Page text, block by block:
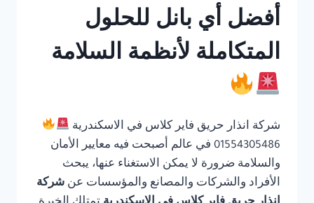
أفضل أي بانل للحلول
المتكاملة لأنظمة السلامة
شركة انذار حريق فاير كلاس في الاسكندرية
01554305486 في عالم أصبحت فيه معايير الأمان
والسلامة ضرورة لا يمكن الاستغناء عنها، يبحث
الأفراد والشركات والمصانع والمؤسسات عن شركة